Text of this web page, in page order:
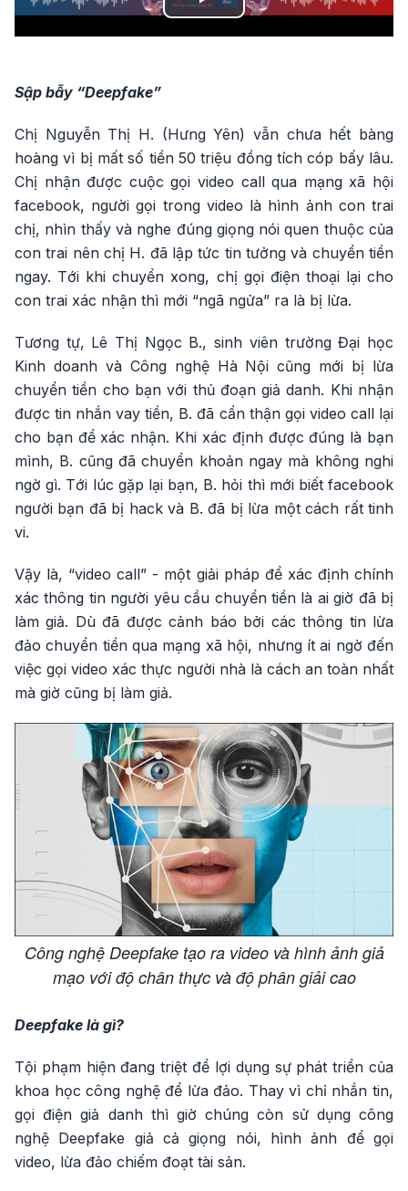
Play
Sập bẫy “Deepfake”
Chị Nguyễn Thị H. (Hưng Yên) vẫn chưa hết bàng
hoàng vì bị mất số tiền 50 triệu đồng tích cóp bấy lâu.
Chị nhận được cuộc gọi video call qua mạng xã hội
facebook, người gọi trong video là hình ảnh con trai
chị, nhìn thấy và nghe đúng giọng nói quen thuộc của
con trai nên chị H. đã lập tức tin tưởng và chuyển tiền
ngay. Tới khi chuyển xong, chị gọi điện thoại lại cho
con trai xác nhận thì mới “ngã ngửa” ra là bị lừa.
Tương tự, Lê Thị Ngọc B., sinh viên trường Đại học
Kinh doanh và Công nghệ Hà Nội cũng mới bị lừa
chuyển tiền cho bạn với thủ đoạn giả danh. Khi nhận
được tin nhắn vay tiền, B. đã cẩn thận gọi video call lại
cho bạn để xác nhận. Khi xác định được đúng là bạn
mình, B. cũng đã chuyển khoản ngay mà không nghi
ngờ gì. Tới lúc gặp lại bạn, B. hỏi thì mới biết facebook
người bạn đã bị hack và B. đã bị lừa một cách rất tinh
vi.
Vậy là, “video call” - một giải pháp để xác định chính
xác thông tin người yêu cầu chuyển tiền là ai giờ đã bị
làm giả. Dù đã được cảnh báo bởi các thông tin lừa
đảo chuyển tiền qua mạng xã hội, nhưng ít ai ngờ đến
việc gọi video xác thực người nhà là cách an toàn nhất
mà giờ cũng bị làm giả.
Công nghệ Deepfake tạo ra video và hình ảnh giả
mạo với độ chân thực và độ phân giải cao
Deepfake là gì?
Tội phạm hiện đang triệt để lợi dụng sự phát triển của
khoa học công nghệ để lừa đảo. Thay vì chỉ nhắn tin,
gọi điện giả danh thì giờ chúng còn sử dụng công
nghệ Deepfake giả cả giọng nói, hình ảnh để gọi
video, lừa đảo chiếm đoạt tài sản.